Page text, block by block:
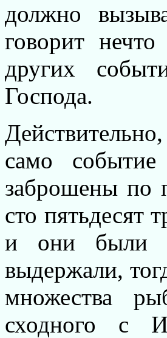
должно
говорит
других
Господа.
само
заброшены по
сто пятьдесят
и они были
выдержали,
множества
сходного с